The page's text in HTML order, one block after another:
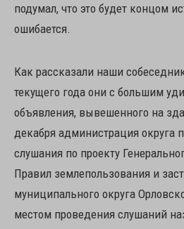
подумал, что это будет концом
ошибается.
Как рассказали наши
текущего года они с большим
объявления, вывешенного на
декабря администрация округа
слушания по проекту
Правил землепользования и
муниципального округа
местом проведения слушаний